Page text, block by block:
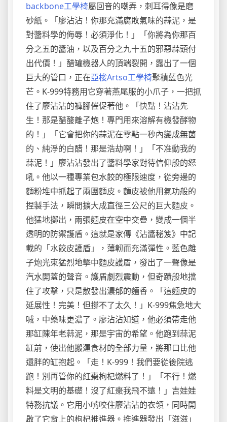
backbone工學椅屬回音的嘲弄，刺耳得像是磨
砂紙。「廖沾沾！你那充滿腐敗氣味的蒜泥，是
對醬料學的侮辱！必須淨化！」「你將為你那百
分之五的醬油，以及百分之九十五的邪惡蒜頭付
出代價！」醋罐機器人的頂端裂開，露出了一個
巨大的管口，正在亞梭Artso工學椅聚積藍色光
芒。K-999特務用它穿著燕尾服的小爪子，一把抓
住了廖沾沾的褲腳催促著他。「快點！沾沾先
生！那是醋酸離子炮！專門用來溶解有機發酵物
的！」「它會把你的蒜泥在零點一秒內變成無菌
的、純淨的白醋！那是浩劫啊！」「不准動我的
蒜泥！」廖沾沾發出了醬料學家對待信仰般的怒
吼。他以一種專業包水餃的極限速度，從旁邊的
麵粉堆中抓起了兩團麵皮。麵皮被他用氣功般的
捏製手法，瞬間擴大成直徑三公尺的巨大麵皮。
他猛地擲出，兩張麵皮在空中交疊，變成一個半
透明的防禦護盾。這就是家傳《沾醬秘笈》中記
載的「水餃皮護盾」，薄韌而充滿彈性。藍色離
子炮光束猛烈地擊中麵皮護盾，發出了一聲像是
汽水開蓋的聲音。護盾劇烈震動，但奇蹟般地擋
住了攻擊，只是散發出濃郁的麵香。「這麵皮的
延展性！完美！但撐不了太久！」K-999焦急地大
喊，中藥味更濃了。廖沾沾知道，他必須帶走他
那缸陳年老蒜泥，那是宇宙的希望。他跑到蒜泥
缸前，使出他搬運食材的全部力量，將那口比他
還胖的缸抱起。「走！K-999！我們要從後院逃
跑！別再管你的紅棗枸杞燃料了！」「不行！燃
料是文明的基礎！沒了紅棗我飛不遠！」吉娃娃
特務抗議。它用小嘴咬住廖沾沾的衣領，同時開
啟了它背上的枸杞推進器。推進器發出「滋滋」